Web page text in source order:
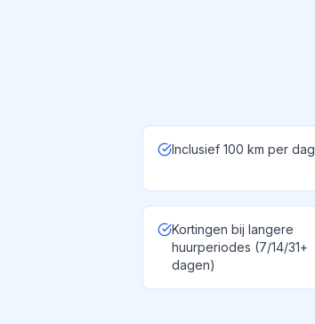
Inclusief 100 km per dag
Kortingen bij langere
huurperiodes (7/14/31+
dagen)